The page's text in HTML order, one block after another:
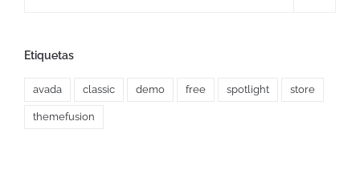
Etiquetas
avada classic demo free spotlight store
themefusion